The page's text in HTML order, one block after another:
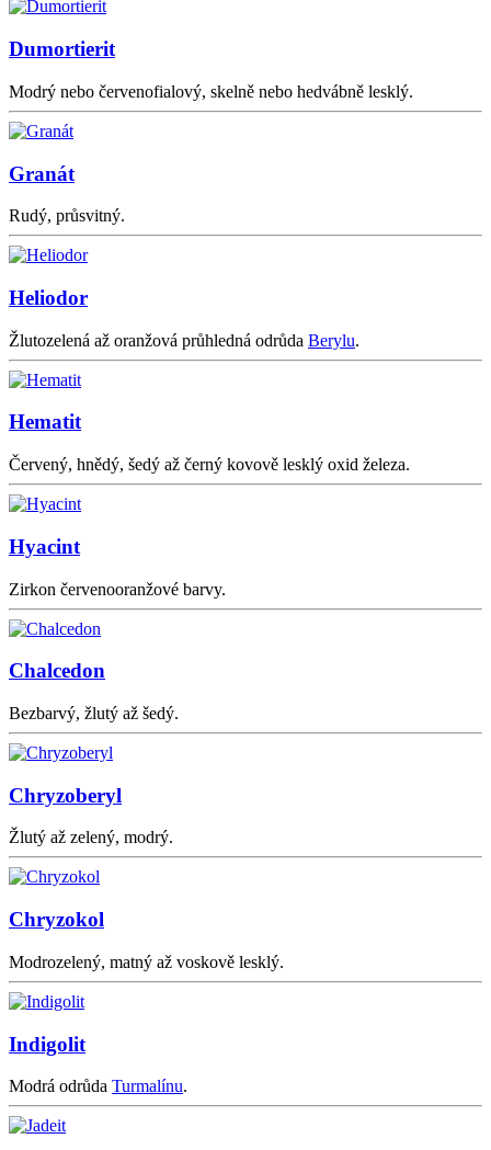
Dumortierit
Modrý nebo červenofialový, skelně nebo hedvábně lesklý.
Granát
Rudý, průsvitný.
Heliodor
Žlutozelená až oranžová průhledná odrůda Berylu.
Hematit
Červený, hnědý, šedý až černý kovově lesklý oxid železa.
Hyacint
Zirkon červenooranžové barvy.
Chalcedon
Bezbarvý, žlutý až šedý.
Chryzoberyl
Žlutý až zelený, modrý.
Chryzokol
Modrozelený, matný až voskově lesklý.
Indigolit
Modrá odrůda Turmalínu.